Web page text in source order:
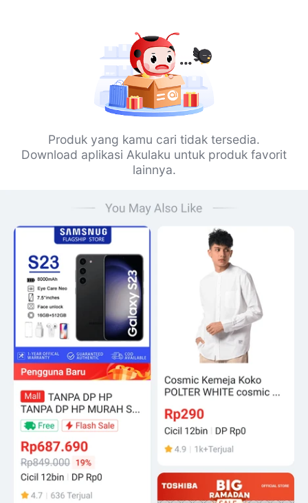
Produk yang kamu cari tidak tersedia.
Download aplikasi Akulaku untuk produk favorit
lainnya.